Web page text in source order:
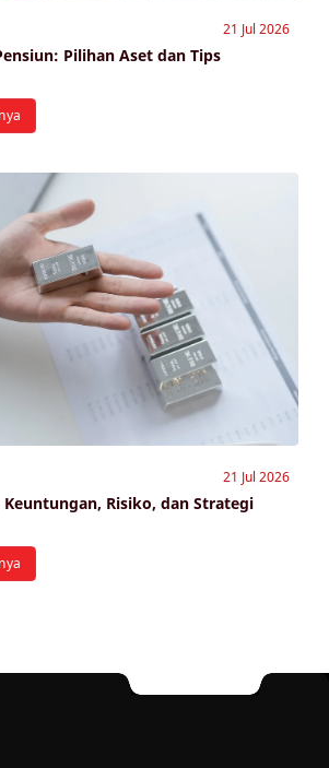
21 Jul 2026
Pilihan Aset dan Tips
21 Jul 2026
Risiko, dan Strategi